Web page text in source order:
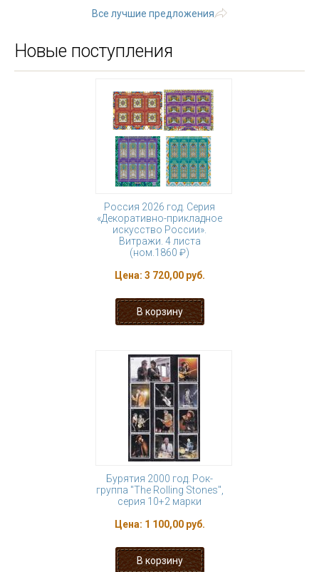
Все лучшие предложения
Новые поступления
Россия 2026 год. Серия
«Декоративно-прикладное
искусство России».
Витражи. 4 листа
(ном.1860 ₽)
Цена: 3 720,00 руб.
Бурятия 2000 год. Рок-
группа "The Rolling Stones",
серия 10+2 марки
Цена: 1 100,00 руб.